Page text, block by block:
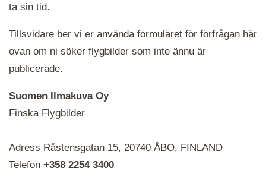
ikoner är det en serie i varje. Utplacerade bilder
syns som nålar istället.
ta sin tid.
Tillsvidare ber vi er använda formuläret för förfrågan här
ovan om ni söker flygbilder som inte ännu är
publicerade.
Suomen Ilmakuva Oy
Finska Flygbilder
Adress Råstensgatan 15, 20740 ÅBO, FINLAND
Telefon +358 2254 3400